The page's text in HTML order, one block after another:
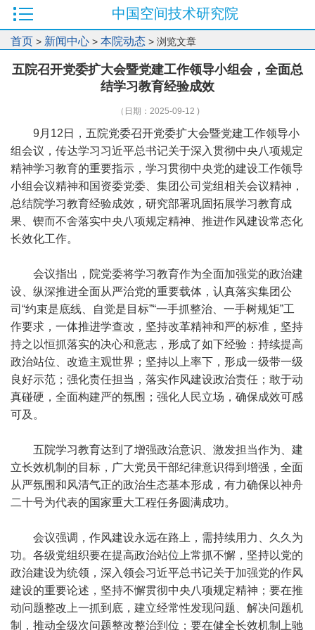
中国空间技术研究院
首页 > 新闻中心 > 本院动态 > 浏览文章
五院召开党委扩大会暨党建工作领导小组会，全面总
结学习教育经验成效
（日期：2025-09-12 )
9月12日，五院党委召开党委扩大会暨党建工作领导小
组会议，传达学习习近平总书记关于深入贯彻中央八项规定
精神学习教育的重要指示，学习贯彻中央党的建设工作领导
小组会议精神和国资委党委、集团公司党组相关会议精神，
总结院学习教育经验成效，研究部署巩固拓展学习教育成
果、锲而不舍落实中央八项规定精神、推进作风建设常态化
长效化工作。
会议指出，院党委将学习教育作为全面加强党的政治建
设、纵深推进全面从严治党的重要载体，认真落实集团公
司“约束是底线、自觉是目标”“一手抓整治、一手树规矩”工
作要求，一体推进学查改，坚持改革精神和严的标准，坚持
持之以恒抓落实的决心和意志，形成了如下经验：持续提高
政治站位、改造主观世界；坚持以上率下，形成一级带一级
良好示范；强化责任担当，落实作风建设政治责任；敢于动
真碰硬，全面构建严的氛围；强化人民立场，确保成效可感
可及。
五院学习教育达到了增强政治意识、激发担当作为、建
立长效机制的目标，广大党员干部纪律意识得到增强，全面
从严氛围和风清气正的政治生态基本形成，有力确保以神舟
二十号为代表的国家重大工程任务圆满成功。
会议强调，作风建设永远在路上，需持续用力、久久为
功。各级党组织要在提高政治站位上常抓不懈，坚持以党的
政治建设为统领，深入领会习近平总书记关于加强党的作风
建设的重要论述，坚持不懈贯彻中央八项规定精神；要在推
动问题整改上一抓到底，建立经常性发现问题、解决问题机
制，推动全级次问题整改整治到位；要在健全长效机制上驰